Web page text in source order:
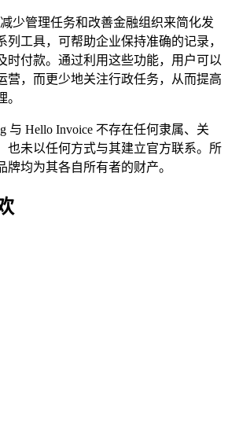
少管理任务和改善金融组织来简化发
列工具，可帮助企业保持准确的记录，
时付款。通过利用这些功能，用户可以
营，而更少地关注行政任务，从而提高
与 Hello Invoice 不存在任何隶属、关
也未以任何方式与其建立官方联系。所
均为其各自所有者的财产。